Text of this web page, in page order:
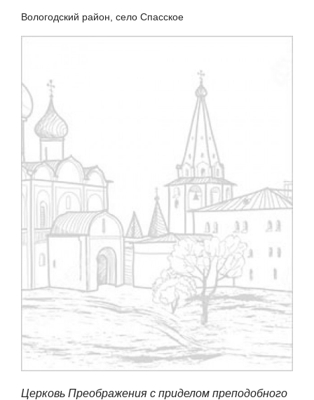
Вологодский район, село Спасское
Церковь Преображения с приделом преподобного